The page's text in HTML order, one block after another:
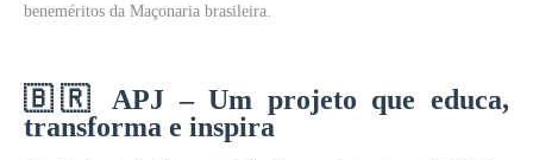
beneméritos da Maçonaria brasileira.
🇧🇷 APJ – Um projeto que educa,
transforma e inspira